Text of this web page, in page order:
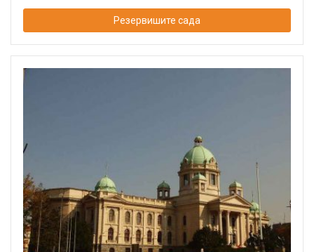
Резервишите сада